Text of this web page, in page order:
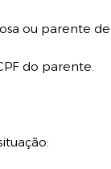
ou parente
do parente.